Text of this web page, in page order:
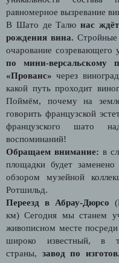
равномерное вызревание
В Шато де Талюнас
рождения вина.
очарование созревающего
по мини-
«Прованс»через
какой путь проходит
Поймём, почему на земле
говорить французской
французского шато
воспоминаний!
Обращаем внимание: в
площадки будет
обзором музейной
Ротшильд.
Переезд в Абрау-Дюрсо (
км)Сегодня мы станем
живописном месте
широко известный, в
страны, завод по